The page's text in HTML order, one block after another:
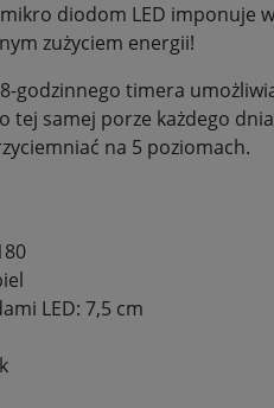
diodom LED imponuje
zużyciem energii!
godzinnego timera
tej samej porze każdego
na 5 poziomach.
LED: 7,5 cm